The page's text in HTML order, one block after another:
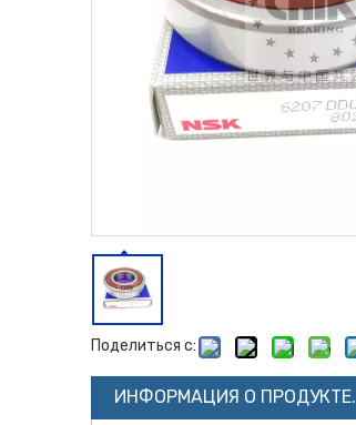
Поделиться с:
ИНФОРМАЦИЯ О ПРОДУКТЕ.